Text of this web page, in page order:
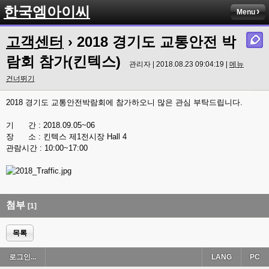
한국엠아이씨 Menu
고객센터 › 2018 경기도 교통안전 박
람회 참가(킨텍스)
관리자 | 2018.08.23 09:04:19 | 메뉴
건너뛰기
2018 경기도 교통안전박람회에 참가하오니 많은 관심 부탁드립니다.
기 간 : 2018.09.05~06
장 소 : 킨텍스 제1전시장 Hall 4
관람시간 : 10:00~17:00
첨부 [1]
목록
로그인... PC
LANG